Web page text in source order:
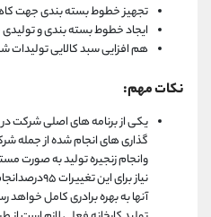
تجهیز خطوط بسته بندی جهت
ایجاد خطوط بسته بندی و
هم افزایی سبد کالایی تولیدات
نکات مهم:
یکی از برنامه های اصلی شرکت در
گذاری های انجام شده از جمله
وانجام زنجیره تولید به صورت
نیاز برای
آنها به بهره برادری کامل خواهد